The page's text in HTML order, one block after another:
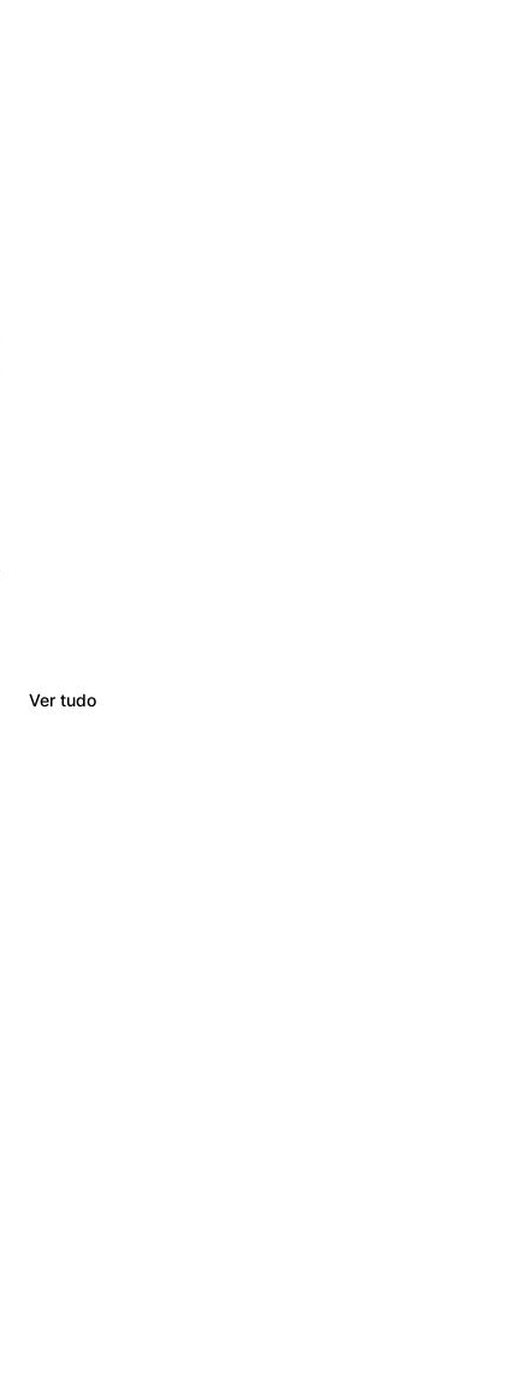
Ver tudo